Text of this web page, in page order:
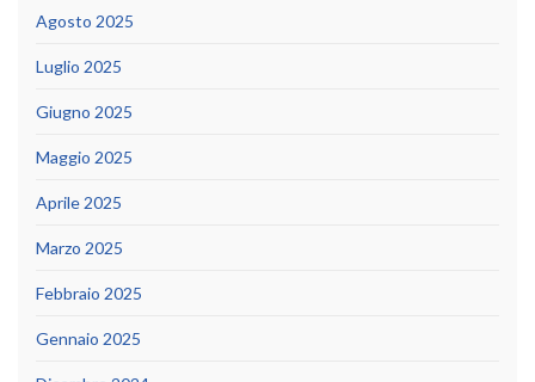
Agosto 2025
Luglio 2025
Giugno 2025
Maggio 2025
Aprile 2025
Marzo 2025
Febbraio 2025
Gennaio 2025